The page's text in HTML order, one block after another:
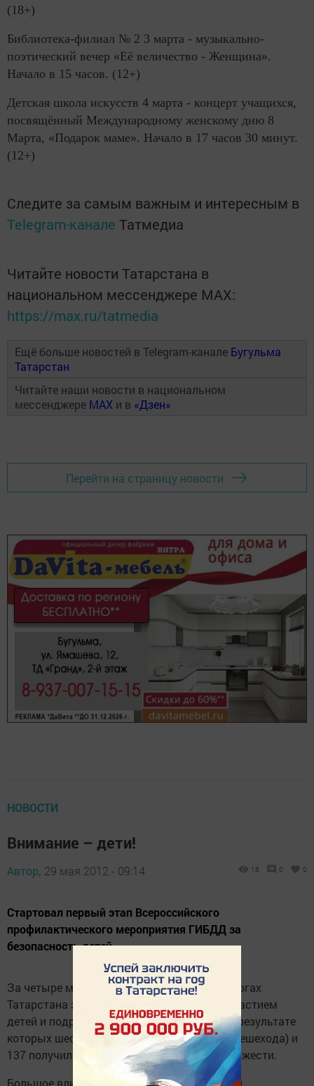
(18+)
Библиотека-филиал № 2 3 марта - музыкально-
поэтический вечер «Её величество - Женщина».
Начало в 15 часов. (12+)
Детская школа искусств 4 марта - концерт учащихся,
посвящённый Международному женскому дню 8
Марта, «Подарок маме». Начало в 17 часов 30 минут.
(12+)
Следите за самым важным и интересным в
Telegram-канале Татмедиа
Читайте новости Татарстана в
национальном мессенджере MАХ:
https://max.ru/tatmedia
Ещё больше новостей в Telegram-канале Бугульма
Татарстан
Читайте наши новости в национальном
мессенджере MAX и в «Дзен»
Перейти на страницу новости
НОВОСТИ
Внимание – дети!
Автор, 29 мая 2012 - 09:14 18 0 0
Стартовал первый этап Всероссийского
профилактического мероприятия ГИБДД за
безопасность детей.
За четыре месяца на улицах городов и дорогах
Татарстана зарегистрировано 130 ДТП с участием
детей и подростков в возрасте до 16 лет, в результате
которых шестеро погибли (4 пассажира, 2 пешехода) и
137 получили травмы различной степени тяжести.
Большое влияние на состояние показателей